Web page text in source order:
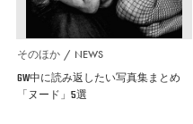
そのほか NEWS
GW中に読み返したい写真集まとめ
「ヌード」5選